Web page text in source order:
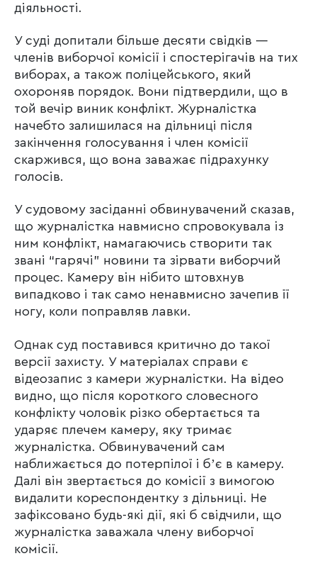
діяльності.
У суді допитали більше десяти свідків —
членів виборчої комісії і спостерігачів на тих
виборах, а також поліцейського, який
охороняв порядок. Вони підтвердили, що в
той вечір виник конфлікт. Журналістка
начебто залишилася на дільниці після
закінчення голосування і член комісії
скаржився, що вона заважає підрахунку
голосів.
У судовому засіданні обвинувачений сказав,
що журналістка навмисно спровокувала із
ним конфлікт, намагаючись створити так
звані “гарячі” новини та зірвати виборчий
процес. Камеру він нібито штовхнув
випадково і так само ненавмисно зачепив її
ногу, коли поправляв лавки.
Однак суд поставився критично до такої
версії захисту. У матеріалах справи є
відеозапис з камери журналістки. На відео
видно, що після короткого словесного
конфлікту чоловік різко обертається та
ударяє плечем камеру, яку тримає
журналістка. Обвинувачений сам
наближається до потерпілої і бʼє в камеру.
Далі він звертається до комісії з вимогою
видалити кореспондентку з дільниці. Не
зафіксовано будь-які дії, які б свідчили, що
журналістка заважала члену виборчої
комісії.